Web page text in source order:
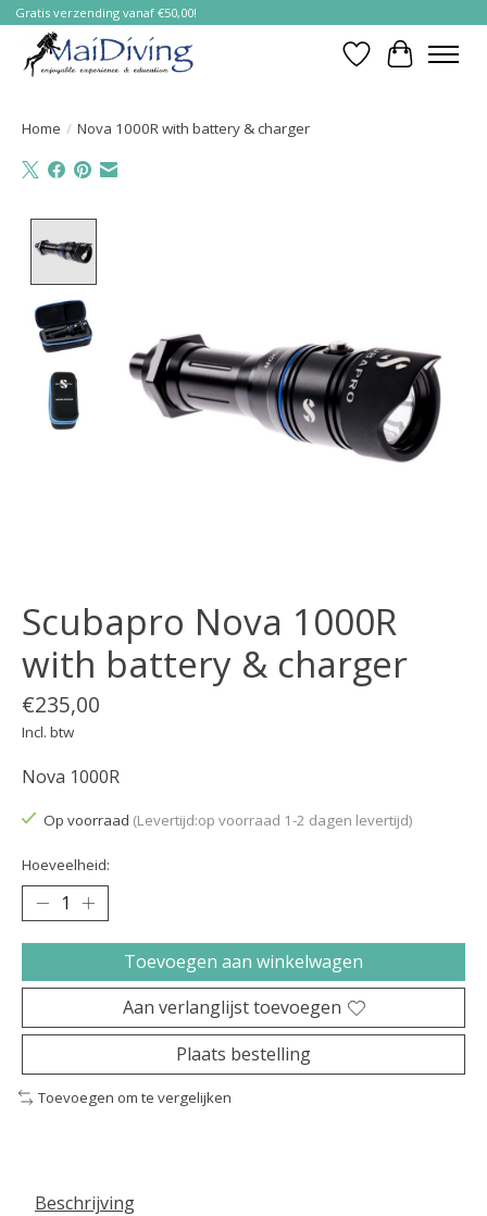
Gratis verzending vanaf €50,00!
Verlanglijst
Home / Nova 1000R with battery & charger
Scubapro Nova 1000R
with battery & charger
€235,00
Incl. btw
Nova 1000R
Op voorraad (Levertijd:op voorraad 1-2 dagen levertijd)
Hoeveelheid:
Toevoegen aan winkelwagen
Aan verlanglijst toevoegen
Plaats bestelling
Toevoegen om te vergelijken
Beschrijving